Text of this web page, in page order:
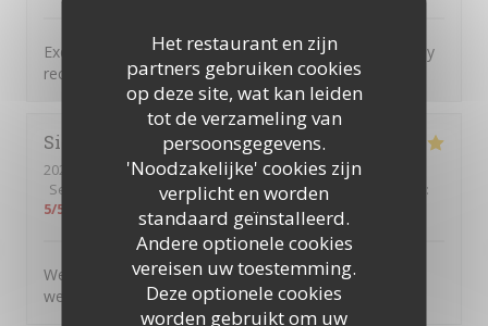
Het restaurant en zijn
partners gebruiken cookies
op deze site, wat kan leiden
tot de verzameling van
persoonsgegevens.
'Noodzakelijke' cookies zijn
verplicht en worden
standaard geïnstalleerd.
Andere optionele cookies
vereisen uw toestemming.
Deze optionele cookies
worden gebruikt om uw
Excellent food service and atmosphere Would definitely
recommend and will definitely return
Simon
2026-08-04
- 17:45 - Gasten 5
Service
Atmosfeer:5/5 Keuken:5/5 Kwaliteit / Prijs
:
5/5
We very much enjoyed the personalised service and
welcoming atmosphere.